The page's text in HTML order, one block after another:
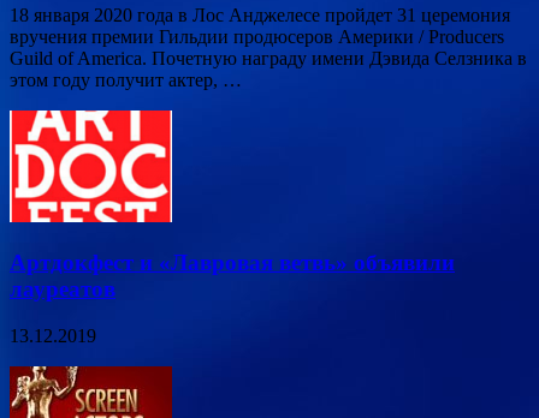
18 января 2020 года в Лос Анджелесе пройдет 31 церемония
вручения премии Гильдии продюсеров Америки / Producers
Guild of America. Почетную награду имени Дэвида Селзника в
этом году получит актер, …
Артдокфест и «Лавровая ветвь» объявили
лауреатов
13.12.2019